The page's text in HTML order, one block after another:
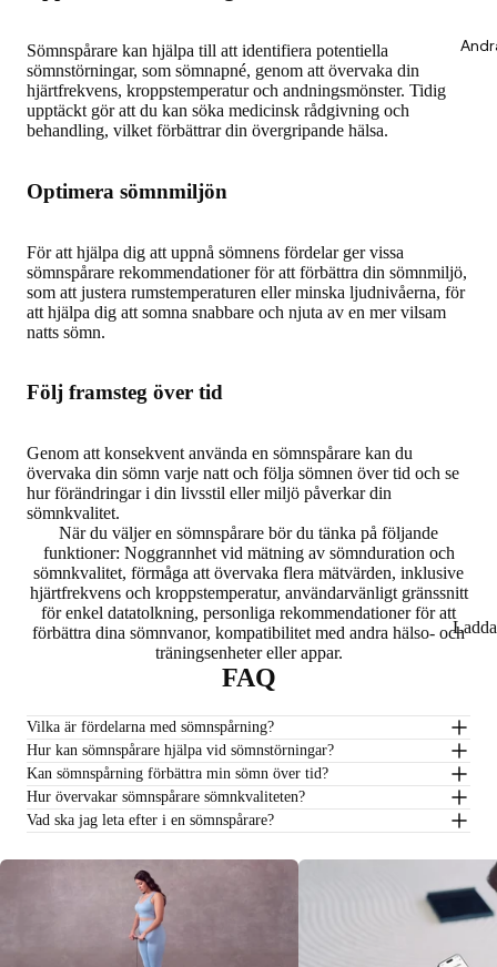
Sömnspårare kan hjälpa till att identifiera potentiella
sömnstörningar, som sömnapné, genom att övervaka din
hjärtfrekvens, kroppstemperatur och andningsmönster. Tidig
upptäckt gör att du kan söka medicinsk rådgivning och
behandling, vilket förbättrar din övergripande hälsa.
Optimera sömnmiljön
För att hjälpa dig att uppnå sömnens fördelar ger vissa
sömnspårare rekommendationer för att förbättra din sömnmiljö,
som att justera rumstemperaturen eller minska ljudnivåerna, för
att hjälpa dig att somna snabbare och njuta av en mer vilsam
natts sömn.
Följ framsteg över tid
Genom att konsekvent använda en sömnspårare kan du
övervaka din sömn varje natt och följa sömnen över tid och se
hur förändringar i din livsstil eller miljö påverkar din
sömnkvalitet.
När du väljer en sömnspårare bör du tänka på följande
funktioner: Noggrannhet vid mätning av sömnduration och
sömnkvalitet, förmåga att övervaka flera mätvärden, inklusive
hjärtfrekvens och kroppstemperatur, användarvänligt gränssnitt
för enkel datatolkning, personliga rekommendationer för att
förbättra dina sömnvanor, kompatibilitet med andra hälso- och
träningsenheter eller appar.
FAQ
Vilka är fördelarna med sömnspårning?
Hur kan sömnspårare hjälpa vid sömnstörningar?
Kan sömnspårning förbättra min sömn över tid?
Hur övervakar sömnspårare sömnkvaliteten?
Vad ska jag leta efter i en sömnspårare?